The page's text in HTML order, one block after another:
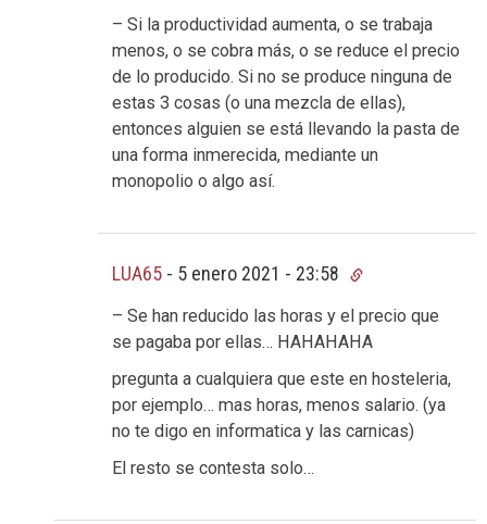
– Si la productividad aumenta, o se trabaja
menos, o se cobra más, o se reduce el precio
de lo producido. Si no se produce ninguna de
estas 3 cosas (o una mezcla de ellas),
entonces alguien se está llevando la pasta de
una forma inmerecida, mediante un
monopolio o algo así.
LUA65 - 5 enero 2021 - 23:58
– Se han reducido las horas y el precio que
se pagaba por ellas… HAHAHAHA
pregunta a cualquiera que este en hosteleria,
por ejemplo… mas horas, menos salario. (ya
no te digo en informatica y las carnicas)
El resto se contesta solo…